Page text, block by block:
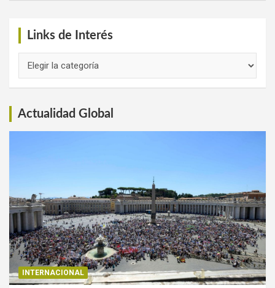
Links de Interés
Actualidad Global
INTERNACIONAL